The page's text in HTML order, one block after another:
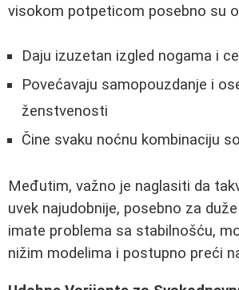
visokom potpeticom posebno su
Daju izuzetan izgled nogama i
Povećavaju samopouzdanje i
ženstvenosti
Čine svaku noćnu kombinaciju
Međutim, važno je naglasiti da
uvek najudobnije, posebno za
imate problema sa stabilnošću,
nižim modelima i postupno preći